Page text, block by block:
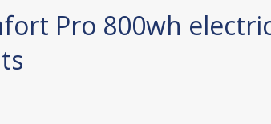
Pro 800wh